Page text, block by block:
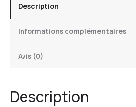
Description
Informations complémentaires
Avis (0)
Description